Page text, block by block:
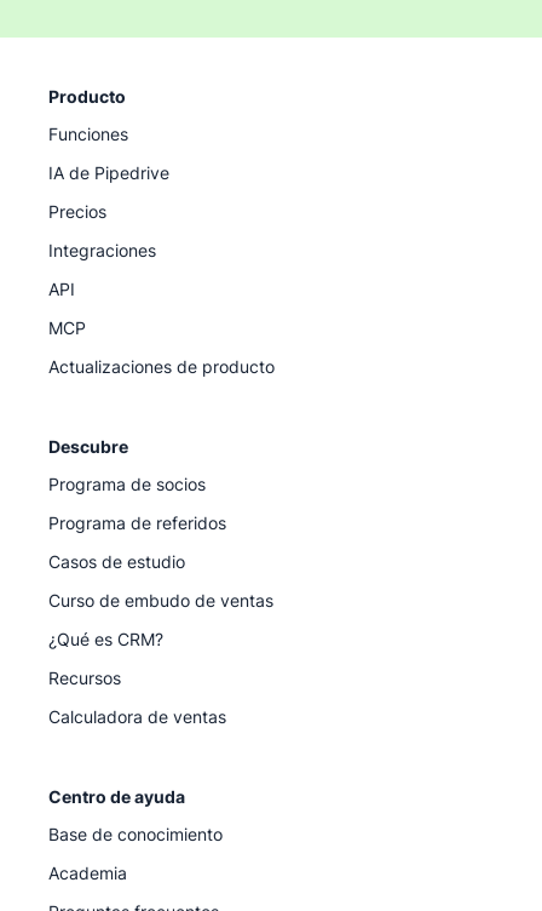
Producto
Funciones
IA de Pipedrive
Precios
Integraciones
API
MCP
Actualizaciones de producto
Descubre
Programa de socios
Programa de referidos
Casos de estudio
Curso de embudo de ventas
¿Qué es CRM?
Recursos
Calculadora de ventas
Centro de ayuda
Base de conocimiento
Academia